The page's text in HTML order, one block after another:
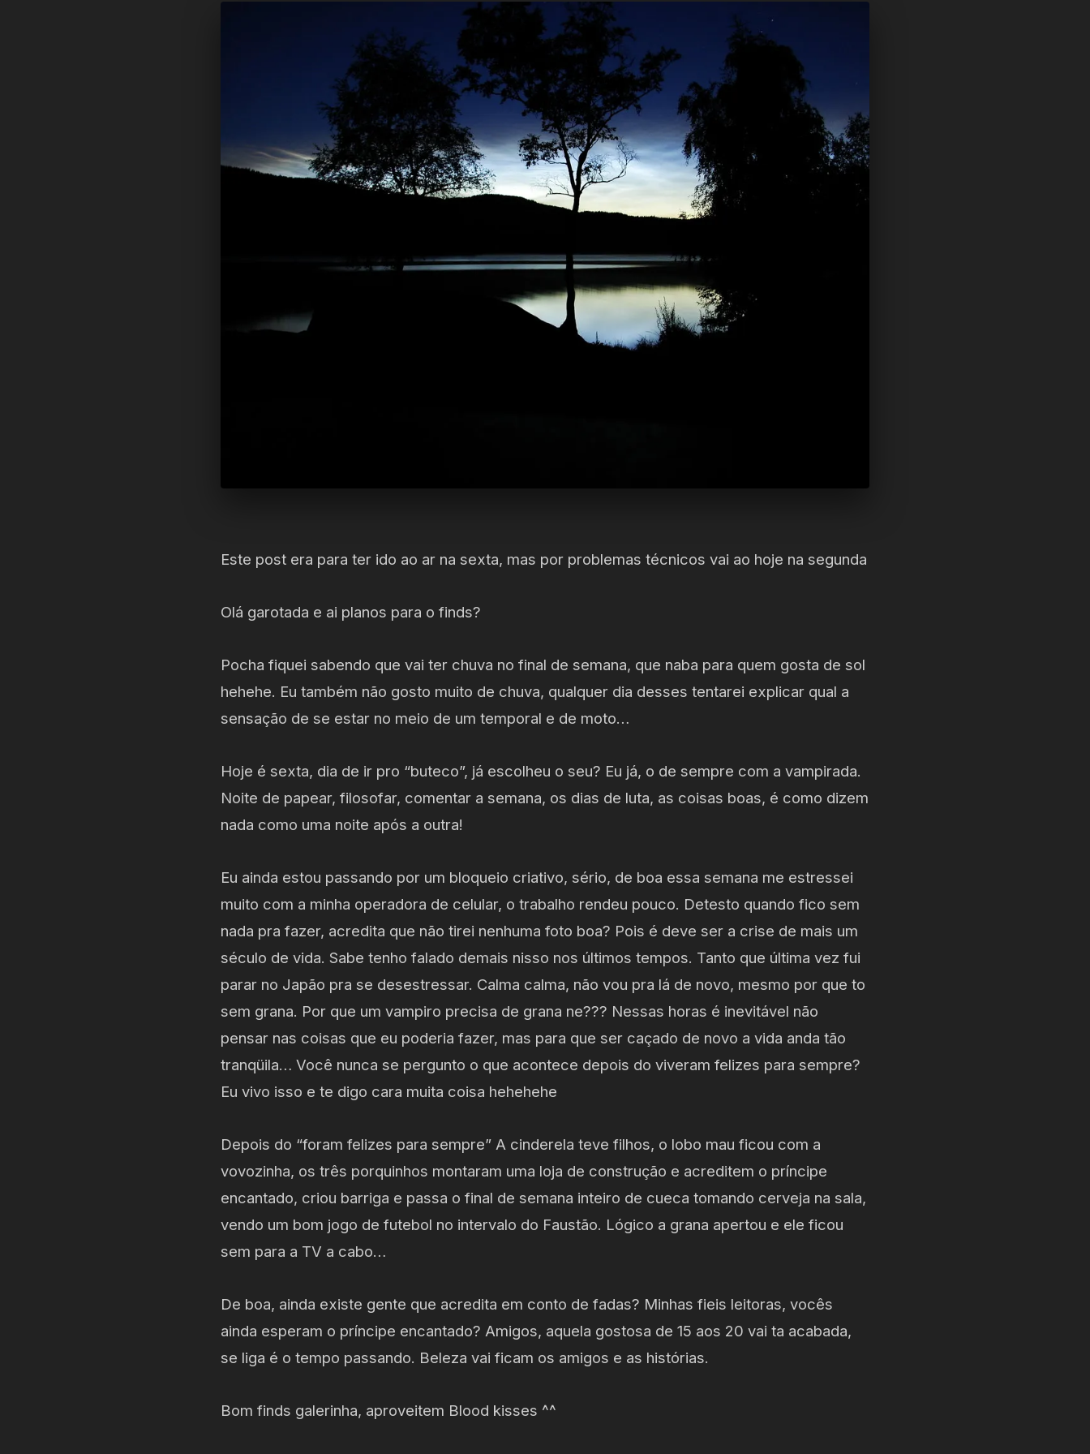
Este post era para ter ido ao ar na sexta, mas por problemas técnicos vai ao hoje na segunda
Olá garotada e ai planos para o finds?
Pocha fiquei sabendo que vai ter chuva no final de semana, que naba para quem gosta de sol
hehehe. Eu também não gosto muito de chuva, qualquer dia desses tentarei explicar qual a
sensação de se estar no meio de um temporal e de moto…
Hoje é sexta, dia de ir pro “buteco”, já escolheu o seu? Eu já, o de sempre com a vampirada.
Noite de papear, filosofar, comentar a semana, os dias de luta, as coisas boas, é como dizem
nada como uma noite após a outra!
Eu ainda estou passando por um bloqueio criativo, sério, de boa essa semana me estressei
muito com a minha operadora de celular, o trabalho rendeu pouco. Detesto quando fico sem
nada pra fazer, acredita que não tirei nenhuma foto boa? Pois é deve ser a crise de mais um
século de vida. Sabe tenho falado demais nisso nos últimos tempos. Tanto que última vez fui
parar no Japão pra se desestressar. Calma calma, não vou pra lá de novo, mesmo por que to
sem grana. Por que um vampiro precisa de grana ne??? Nessas horas é inevitável não
pensar nas coisas que eu poderia fazer, mas para que ser caçado de novo a vida anda tão
tranqüila… Você nunca se pergunto o que acontece depois do viveram felizes para sempre?
Eu vivo isso e te digo cara muita coisa hehehehe
Depois do “foram felizes para sempre” A cinderela teve filhos, o lobo mau ficou com a
vovozinha, os três porquinhos montaram uma loja de construção e acreditem o príncipe
encantado, criou barriga e passa o final de semana inteiro de cueca tomando cerveja na sala,
vendo um bom jogo de futebol no intervalo do Faustão. Lógico a grana apertou e ele ficou
sem para a TV a cabo…
De boa, ainda existe gente que acredita em conto de fadas? Minhas fieis leitoras, vocês
ainda esperam o príncipe encantado? Amigos, aquela gostosa de 15 aos 20 vai ta acabada,
se liga é o tempo passando. Beleza vai ficam os amigos e as histórias.
Bom finds galerinha, aproveitem Blood kisses ^^